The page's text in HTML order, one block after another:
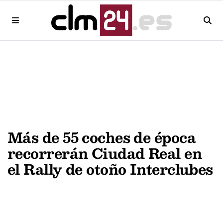
Más de 55 coches de época
recorrerán Ciudad Real en
el Rally de otoño Interclubes